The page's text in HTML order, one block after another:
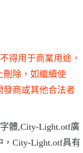
得用于商業用途，
刪除，如繼續使
發商或其他合法者
體,City-Light.otf廣
City-Light.otf具有